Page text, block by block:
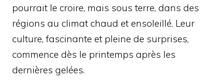
pourrait le croire, mais sous terre, dans des
régions au climat chaud et ensoleillé. Leur
culture, fascinante et pleine de surprises,
commence dès le printemps après les
dernières gelées.